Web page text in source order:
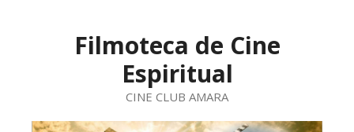
Filmoteca de Cine
Espiritual
CINE CLUB AMARA